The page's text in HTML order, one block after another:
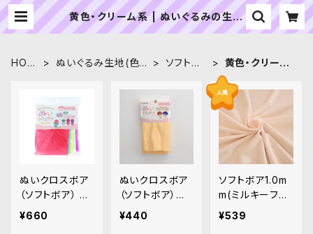
黄色・クリーム系 | ぬいぐるみの生地
やさん｜「ぬい」の布地・材料の通販専
HOM
ぬいぐるみ生地(色
ソフトボ
黄色・クリーム
系
ぬいクロスボア
（ソフトボア） ア
ソートセット（ビ
¥660
ぬいクロスボア
（ソフトボア）カ
ットクロス（カス
¥440
ソフトボア1.0m
m(ミルキーフレ
ッシュ)SSB103
¥539